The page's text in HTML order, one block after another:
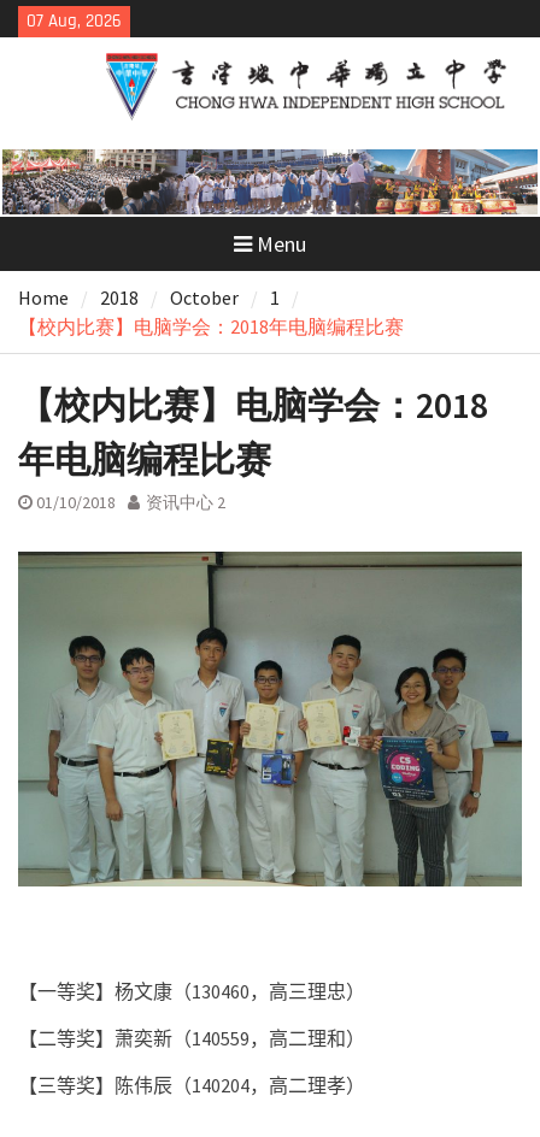
Skip
to
07 Aug, 2026
Menu
Home 2018 October
1
【校内比赛】电脑学会：2018年电脑编程比赛
【校内比赛】电脑学会：2018
年电脑编程比赛
01/10/2018 资讯中心 2
【一等奖】杨文康（130460，高三理忠）
【二等奖】萧奕新（140559，高二理和）
【三等奖】陈伟辰（140204，高二理孝）